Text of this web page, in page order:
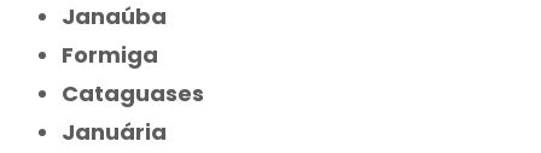
Janaúba
Formiga
Cataguases
Januária